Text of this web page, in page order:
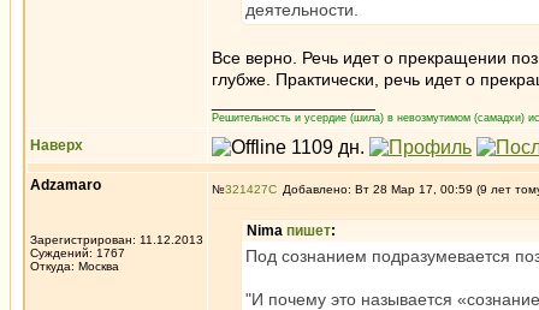
деятельности.
Все верно. Речь идет о прекращении
глубже. Практически, речь идет о
Решительность и усердие (шила) в невозмутимом (самадхи)
Наверх
Adzamaro
Зарегистрирован: 11.12.2013
Суждений: 1767
Откуда: Москва
№321427 Добавлено: Вт 28 Мар 17, 00:59 (9 лет
Nima пишет:
Под сознанием подразумевается
"И почему это называется